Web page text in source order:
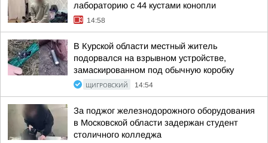
лабораторию с 44 кустами конопли
14:58
В Курской области местный житель
подорвался на взрывном устройстве,
замаскированном под обычную коробку
ЩИГРОВСКИЙ 14:54
За поджог железнодорожного оборудования
в Московской области задержан студент
столичного колледжа